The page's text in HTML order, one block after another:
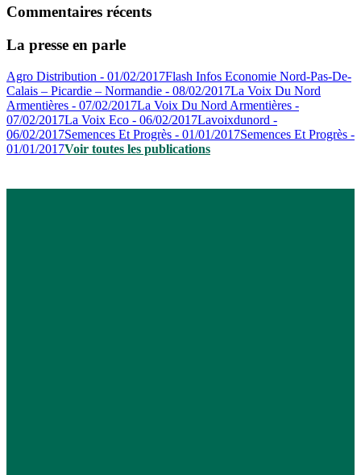
Commentaires récents
La presse en parle
Agro Distribution - 01/02/2017Flash Infos Economie Nord-Pas-De-
Calais – Picardie – Normandie - 08/02/2017La Voix Du Nord
Armentières - 07/02/2017La Voix Du Nord Armentières -
07/02/2017La Voix Eco - 06/02/2017Lavoixdunord -
06/02/2017Semences Et Progrès - 01/01/2017Semences Et Progrès -
01/01/2017Voir toutes les publications